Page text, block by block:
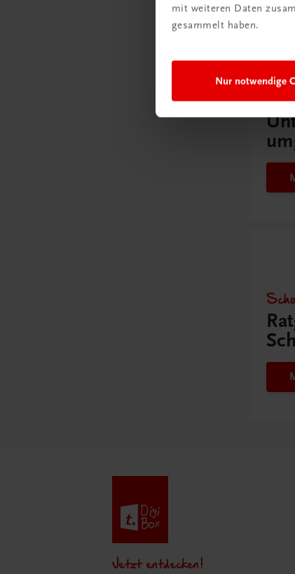
mit weiteren Daten
gesammelt haben.
Nur notwendige
Gut
Jetzt entdecken!